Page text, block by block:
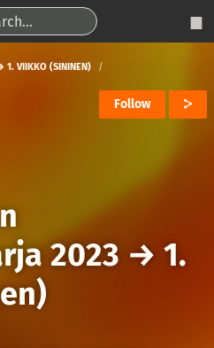
1. VIIKKO (SININEN)
Follow
2023 → 1.